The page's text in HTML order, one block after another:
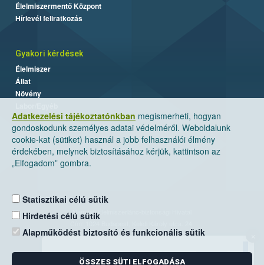
Adatkezelési tájékoztatónkban megismerheti, hogyan
gondoskodunk személyes adatai védelméről. Weboldalunk
cookie-kat (sütiket) használ a jobb felhasználói élmény
érdekében, melynek biztosításához kérjük, kattintson az
„Elfogadom” gombra.
Statisztikai célú sütik
Hirdetési célú sütik
Alapműködést biztosító és funkcionális sütik
ÖSSZES SÜTI ELFOGADÁSA
Élelmiszermentő Központ
Hírlevél feliratkozás
Gyakori kérdések
Élelmiszer
Állat
Növény
Nemzeti Élelmiszerlánc-biztonsági Hivatal
Levelezési cím: 1525 Budapest. Pf. 30.